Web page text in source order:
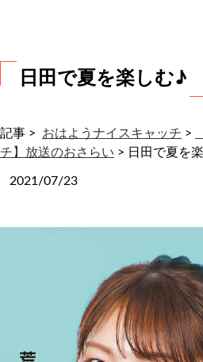
日田で夏を楽しむ♪
記事 > おはようナイスキャッチ >
チ】放送のおさらい > 日田で夏を
2021/07/23